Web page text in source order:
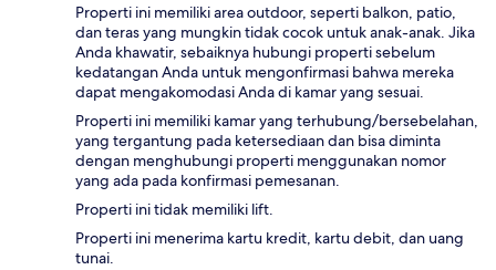
Properti ini memiliki area outdoor, seperti balkon, patio,
dan teras yang mungkin tidak cocok untuk anak-anak. Jika
Anda khawatir, sebaiknya hubungi properti sebelum
kedatangan Anda untuk mengonfirmasi bahwa mereka
dapat mengakomodasi Anda di kamar yang sesuai.
Properti ini memiliki kamar yang terhubung/bersebelahan,
yang tergantung pada ketersediaan dan bisa diminta
dengan menghubungi properti menggunakan nomor
yang ada pada konfirmasi pemesanan.
Properti ini tidak memiliki lift.
Properti ini menerima kartu kredit, kartu debit, dan uang
tunai.